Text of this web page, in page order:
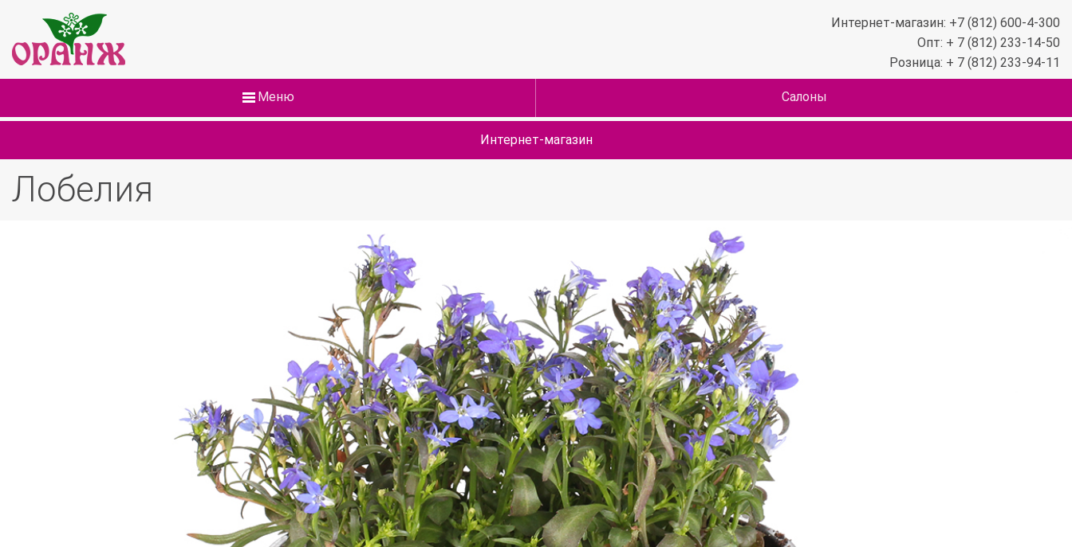
Интернет-магазин: +7 (812) 600-4-300
Опт: + 7 (812) 233-14-50
Розница: + 7 (812) 233-94-11
Меню Салоны
Интернет-магазин
Лобелия